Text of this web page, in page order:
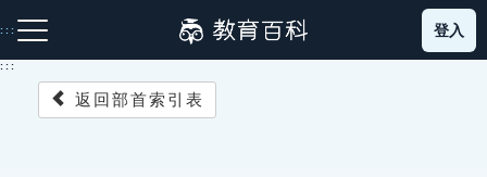
到
主
::: 登入
:::
返回部首索引表